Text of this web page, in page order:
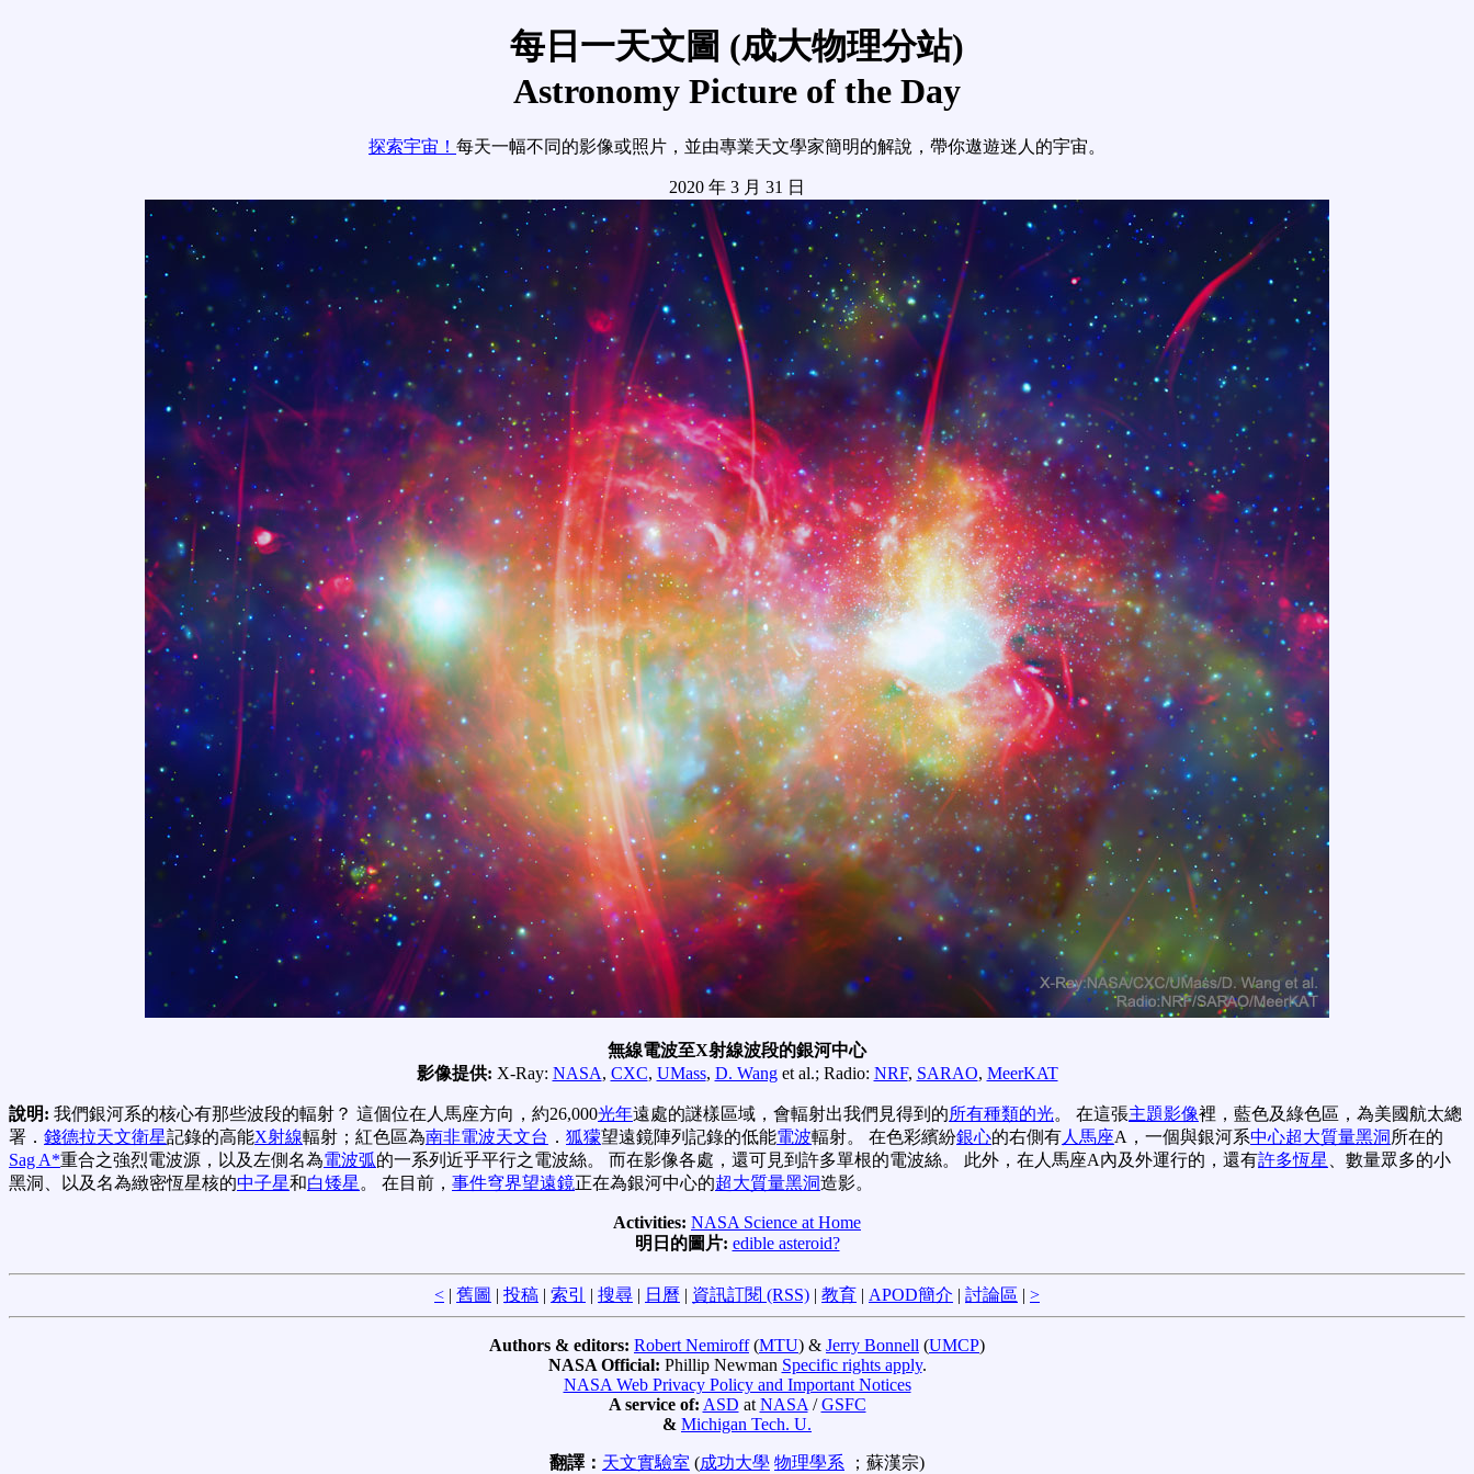
每日一天文圖 (成大物理分站)
Astronomy Picture of the Day
探索宇宙！ 每天一幅不同的影像或照片，並由專業天文學家簡明的解說，帶你遨遊迷人的宇宙。
2020 年 3 月 31 日
無線電波至X射線波段的銀河中心
影像提供: X-Ray: NASA, CXC, UMass, D. Wanget al.; Radio: NRF, SARAO, MeerKAT
說明: 我們銀河系的核心有那些波段的輻射？ 這個位在人馬座方向，約26,000光年遠處的謎樣區域，會輻射出我們見得到的所有種類的光。 在這張主題影像裡，藍色及綠色區，為美國航太總
署． 錢德拉天文衛星記錄的高能X射線輻射；紅色區為南非電波天文台 ． 狐獴望遠鏡陣列記錄的低能電波輻射。 在色彩繽紛銀心的右側有人馬座A，一個與銀河系中心超大質量黑洞 所在的
Sag A*重合之強烈電波源，以及左側名為電波弧的一系列近乎平行之電波絲。 而在影像各處，還可見到許多單根的電波絲。 此外，在人馬座A內及外運行的，還有許多恆星
、數量眾多的小
黑洞、以及名為緻密恆星核的中子星和白矮星 。 在目前， 事件穹界望遠鏡正在為銀河中心的超大質量黑洞造影。
Activities: NASA Science at Home
明日的圖片: edible asteroid?
< | 舊圖 | 投稿 | 索引 | 搜尋 | 日曆 | 資訊訂閱 (RSS) | 教育 | APOD簡介 | 討論區 | >
Authors & editors: Robert Nemiroff(MTU) & Jerry Bonnell (UMCP)
NASA Official: Phillip Newman Specific rights apply.
NASA Web Privacy Policy and Important Notices
A service of: ASD at NASA /GSFC
& Michigan Tech. U.
翻譯： 天文實驗室 (成功大學 物理學系 ；蘇漢宗)